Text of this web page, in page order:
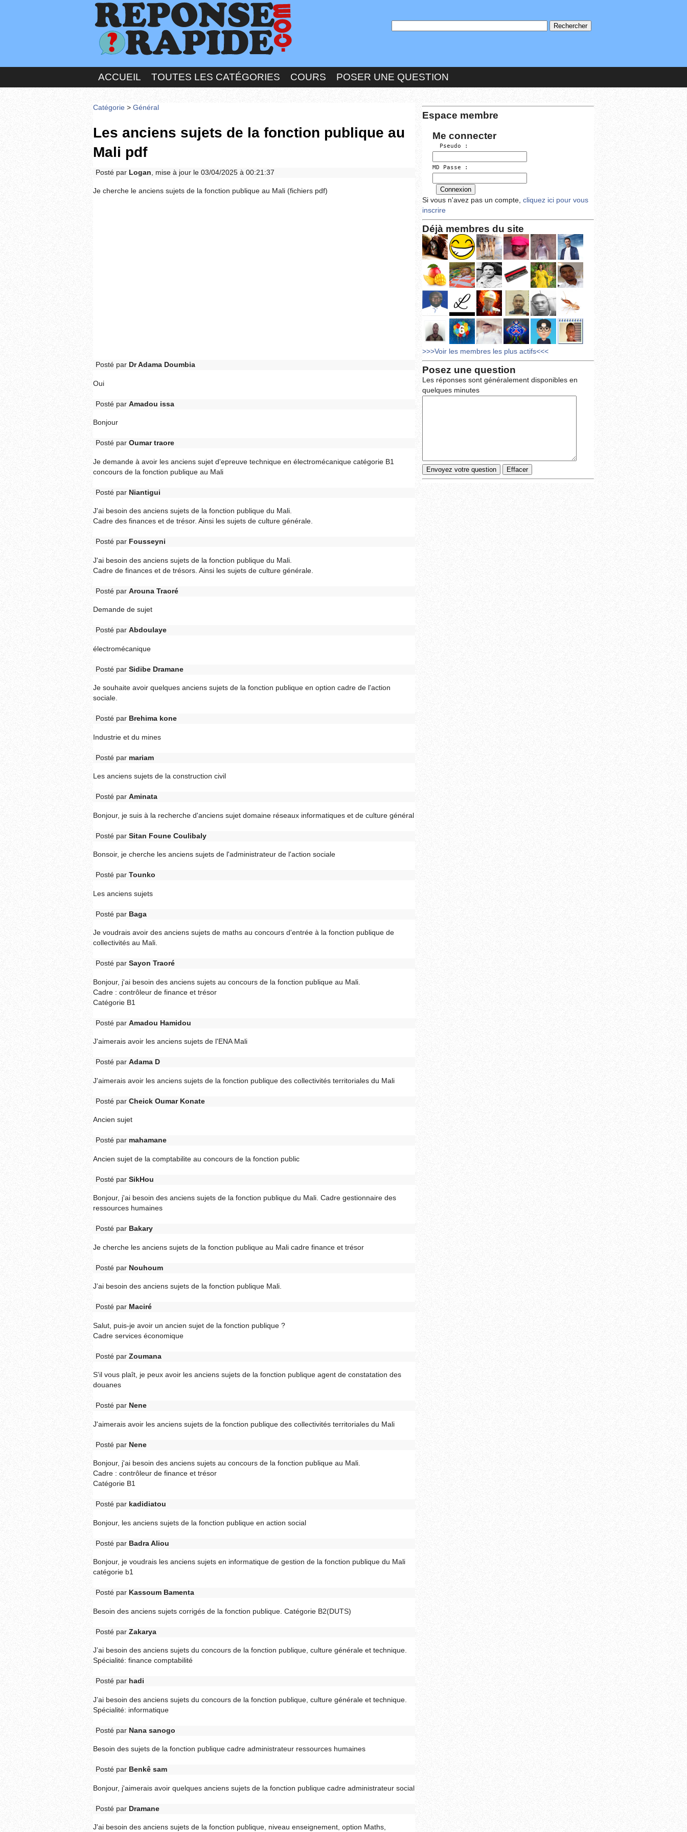
ACCUEIL TOUTES LES CATÉGORIES COURS POSER UNE QUESTION
Catégorie > Général
Les anciens sujets de la fonction publique au
Mali pdf
Posté par Logan , mise à jour le 03/04/2025 à 00:21:37
Je cherche le anciens sujets de la fonction publique au Mali (fichiers pdf)
Posté par Dr Adama Doumbia
Oui
Posté par Amadou issa
Bonjour
Posté par Oumar traore
Je demande à avoir les anciens sujet d'epreuve technique en électromécanique catégorie B1
concours de la fonction publique au Mali
Posté par Niantigui
J'ai besoin des anciens sujets de la fonction publique du Mali.
Cadre des finances et de trésor. Ainsi les sujets de culture générale.
Posté par Fousseyni
J'ai besoin des anciens sujets de la fonction publique du Mali.
Cadre de finances et de trésors. Ainsi les sujets de culture générale.
Posté par Arouna Traoré
Demande de sujet
Posté par Abdoulaye
électromécanique
Posté par Sidibe Dramane
Je souhaite avoir quelques anciens sujets de la fonction publique en option cadre de l'action
sociale.
Posté par Brehima kone
Industrie et du mines
Posté par mariam
Les anciens sujets de la construction civil
Posté par Aminata
Bonjour, je suis à la recherche d'anciens sujet domaine réseaux informatiques et de culture général
Posté par Sitan Foune Coulibaly
Bonsoir, je cherche les anciens sujets de l'administrateur de l'action sociale
Posté par Tounko
Les anciens sujets
Posté par Baga
Je voudrais avoir des anciens sujets de maths au concours d'entrée à la fonction publique de
collectivités au Mali.
Posté par Sayon Traoré
Bonjour, j'ai besoin des anciens sujets au concours de la fonction publique au Mali.
Cadre : contrôleur de finance et trésor
Catégorie B1
Posté par Amadou Hamidou
J'aimerais avoir les anciens sujets de l'ENA Mali
Posté par Adama D
J'aimerais avoir les anciens sujets de la fonction publique des collectivités territoriales du Mali
Posté par Cheick Oumar Konate
Ancien sujet
Posté par mahamane
Ancien sujet de la comptabilite au concours de la fonction public
Posté par SikHou
Bonjour, j'ai besoin des anciens sujets de la fonction publique du Mali. Cadre gestionnaire des
ressources humaines
Posté par Bakary
Je cherche les anciens sujets de la fonction publique au Mali cadre finance et trésor
Posté par Nouhoum
J’ai besoin des anciens sujets de la fonction publique Mali.
Posté par Maciré
Salut, puis-je avoir un ancien sujet de la fonction publique ?
Cadre services économique
Posté par Zoumana
S'il vous plaît, je peux avoir les anciens sujets de la fonction publique agent de constatation des
douanes
Posté par Nene
J'aimerais avoir les anciens sujets de la fonction publique des collectivités territoriales du Mali
Posté par Nene
Bonjour, j'ai besoin des anciens sujets au concours de la fonction publique au Mali.
Cadre : contrôleur de finance et trésor
Catégorie B1
Posté par kadidiatou
Bonjour, les anciens sujets de la fonction publique en action social
Posté par Badra Aliou
Bonjour, je voudrais les anciens sujets en informatique de gestion de la fonction publique du Mali
catégorie b1
Posté par Kassoum Bamenta
Besoin des anciens sujets corrigés de la fonction publique. Catégorie B2(DUTS)
Posté par Zakarya
J’ai besoin des anciens sujets du concours de la fonction publique, culture générale et technique.
Spécialité: finance comptabilité
Posté par hadi
J’ai besoin des anciens sujets du concours de la fonction publique, culture générale et technique.
Spécialité: informatique
Posté par Nana sanogo
Besoin des sujets de la fonction publique cadre administrateur ressources humaines
Posté par Benkê sam
Bonjour, j'aimerais avoir quelques anciens sujets de la fonction publique cadre administrateur social
Posté par Dramane
J'ai besoin des anciens sujets de la fonction publique, niveau enseignement, option Maths,
Espace membre
Me connecter
  Pseudo :
MD Passe :
Si vous n'avez pas un compte, cliquez ici pour vous
inscrire
Déjà membres du site
>>>Voir les membres les plus actifs<<<
Posez une question
Les réponses sont généralement disponibles en
quelques minutes